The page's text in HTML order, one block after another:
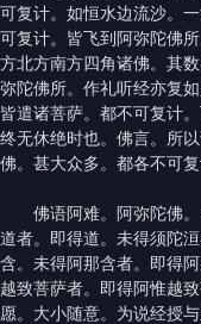
可复计。如恒水边流沙。
可复计。皆飞到阿弥陀佛
方北方南方四角诸佛。其
弥陀佛所。作礼听经亦复
皆遣诸菩萨。都不可复计
终无休绝时也。佛言。所
佛。甚大众多。都各不可
佛语阿难。阿弥陀佛。
道者。即得道。未得须陀
含。未得阿那含者。即得
越致菩萨者。即得阿惟越
愿。大小随意。为说经授